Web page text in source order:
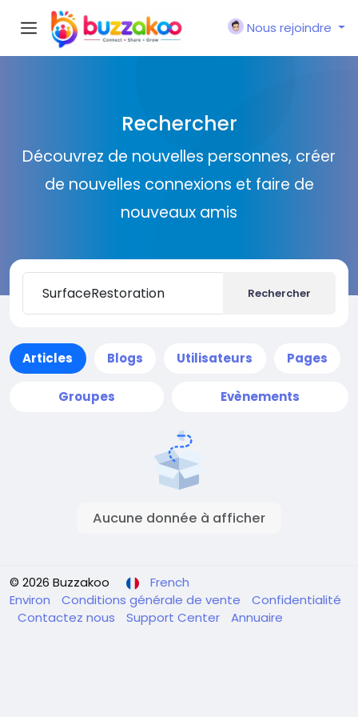
Nous rejoindre
Rechercher
Découvrez de nouvelles personnes, créer
de nouvelles connexions et faire de
nouveaux amis
Rechercher
Articles Blogs Utilisateurs Pages
Groupes Evènements
Aucune donnée à afficher
© 2026 Buzzakoo
French
Environ
Conditions générale de vente
Confidentialité
Contactez nous
Support Center Annuaire